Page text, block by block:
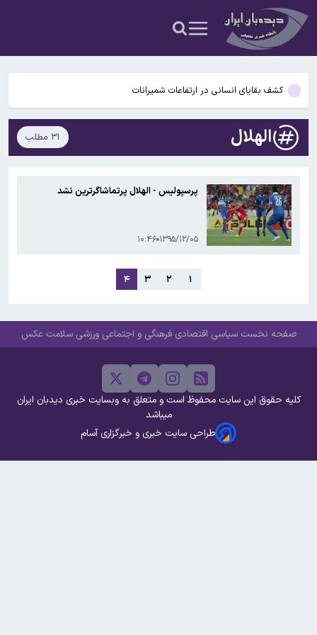
کپلر: ۲۷ نفتکش و شناور این هفته در تنگه هرمز تردد کردند
پاسخ تأمین‌اجتماعی به زمان پرداخت مابه‌التفاوت حقوق بازنشستگان
کشف بقایای انسانی در ارتفاعات شمیرانات
طلا در مسیر ثبت بالاترین افزایش قیمت هفته
چای داغ بنوشید سرطان می‌گیرید
کپلر: ۲۷ نفتکش و شناور این هفته در تنگه هرمز تردد کردند
پاسخ تأمین‌اجتماعی به زمان پرداخت مابه‌التفاوت حقوق بازنشستگان
الهلال ۳۱ مطلب
پرسپولیس - الهلال پرتماشاگرترین نشد
۱۳۹۵/۱۲/۰۵ ۱۰:۴۶
۱ ۲ ۳ ۴
صفحه نخست سیاسی اقتصادی فرهنگی و اجتماعی ورزشی سلامت عکس
کلیه حقوق این سایت محفوظ است و متعلق به وبسایت خبری دیدبان ایران
میباشد
طراحی سایت خبری و خبرگزاری آسام